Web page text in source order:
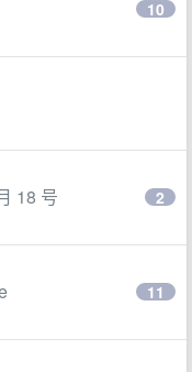
10
18 号 2
11